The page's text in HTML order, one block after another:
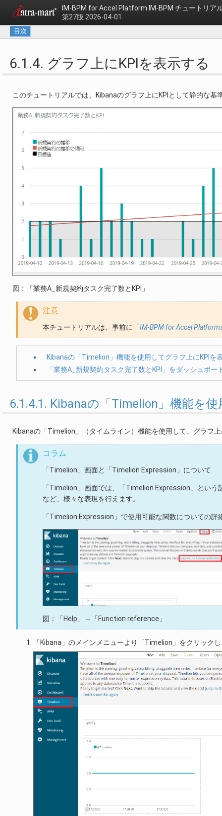
IM-BPM for Accel Platform IM-BPM チュートリア
第27版 2026-04-01
目次
6.1.4. グラフ上にKPIを表示する
このチュートリアルでは、Kibanaのグラフ上にKPIとして静的な
図：「業務A_新規契約タスク完了数とKPI」
注意
本チュートリアルは、事前に「IM-BPM for Accel
Kibanaの「Timelion」機能を使用してグラフ上にKPIを
「業務A_新規契約タスク完了数とKPI」をダッシュボー
6.1.4.1. Kibanaの「Timelion」機能を
Kibanaの「Timelion」（タイムライン）機能を使用して、グラフ
コラム
「Timelion」画面と「Timelion Expression」について
「Timelion」画面では、「Timelion Expression」とい
など、様々な表現を行えます。
「Timelion Expression」で使用可能な関数についての
図：「Help」→「Function reference」
「Kibana」のメインメニューより「Timelion」をクリック